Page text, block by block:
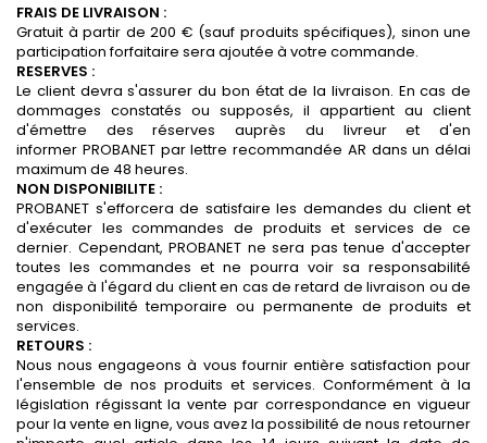
FRAIS DE LIVRAISON :
Gratuit à partir de 200 € (sauf produits spécifiques), sinon une
participation forfaitaire sera ajoutée à votre commande.
RESERVES :
Le client devra s'assurer du bon état de la livraison. En cas de
dommages constatés ou supposés, il appartient au client
d'émettre des réserves auprès du livreur et d'en
informer PROBANET par lettre recommandée AR dans un délai
maximum de 48 heures.
NON DISPONIBILITE :
PROBANET s'efforcera de satisfaire les demandes du client et
d'exécuter les commandes de produits et services de ce
dernier. Cependant, PROBANET ne sera pas tenue d'accepter
toutes les commandes et ne pourra voir sa responsabilité
engagée à l'égard du client en cas de retard de livraison ou de
non disponibilité temporaire ou permanente de produits et
services.
RETOURS :
Nous nous engageons à vous fournir entière satisfaction pour
l'ensemble de nos produits et services. Conformément à la
législation régissant la vente par correspondance en vigueur
pour la vente en ligne, vous avez la possibilité de nous retourner